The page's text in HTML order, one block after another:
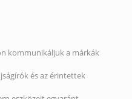
kommunikáljuk a márkák
és az érintettek